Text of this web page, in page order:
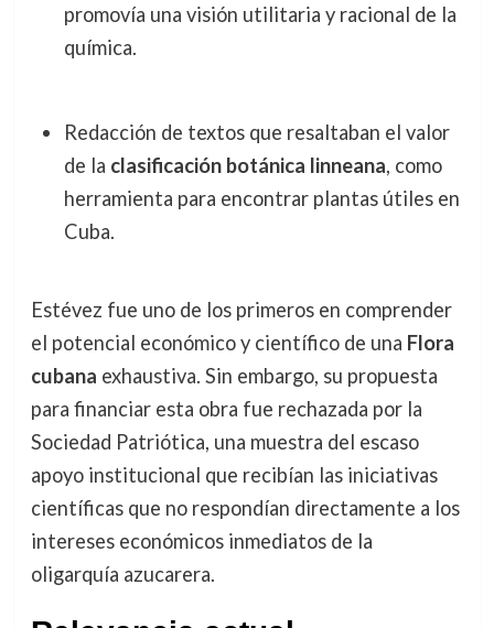
promovía una visión utilitaria y racional de la
química.
Redacción de textos que resaltaban el valor
de la clasificación botánica linneana, como
herramienta para encontrar plantas útiles en
Cuba.
Estévez fue uno de los primeros en comprender
el potencial económico y científico de una Flora
cubana exhaustiva. Sin embargo, su propuesta
para financiar esta obra fue rechazada por la
Sociedad Patriótica, una muestra del escaso
apoyo institucional que recibían las iniciativas
científicas que no respondían directamente a los
intereses económicos inmediatos de la
oligarquía azucarera.